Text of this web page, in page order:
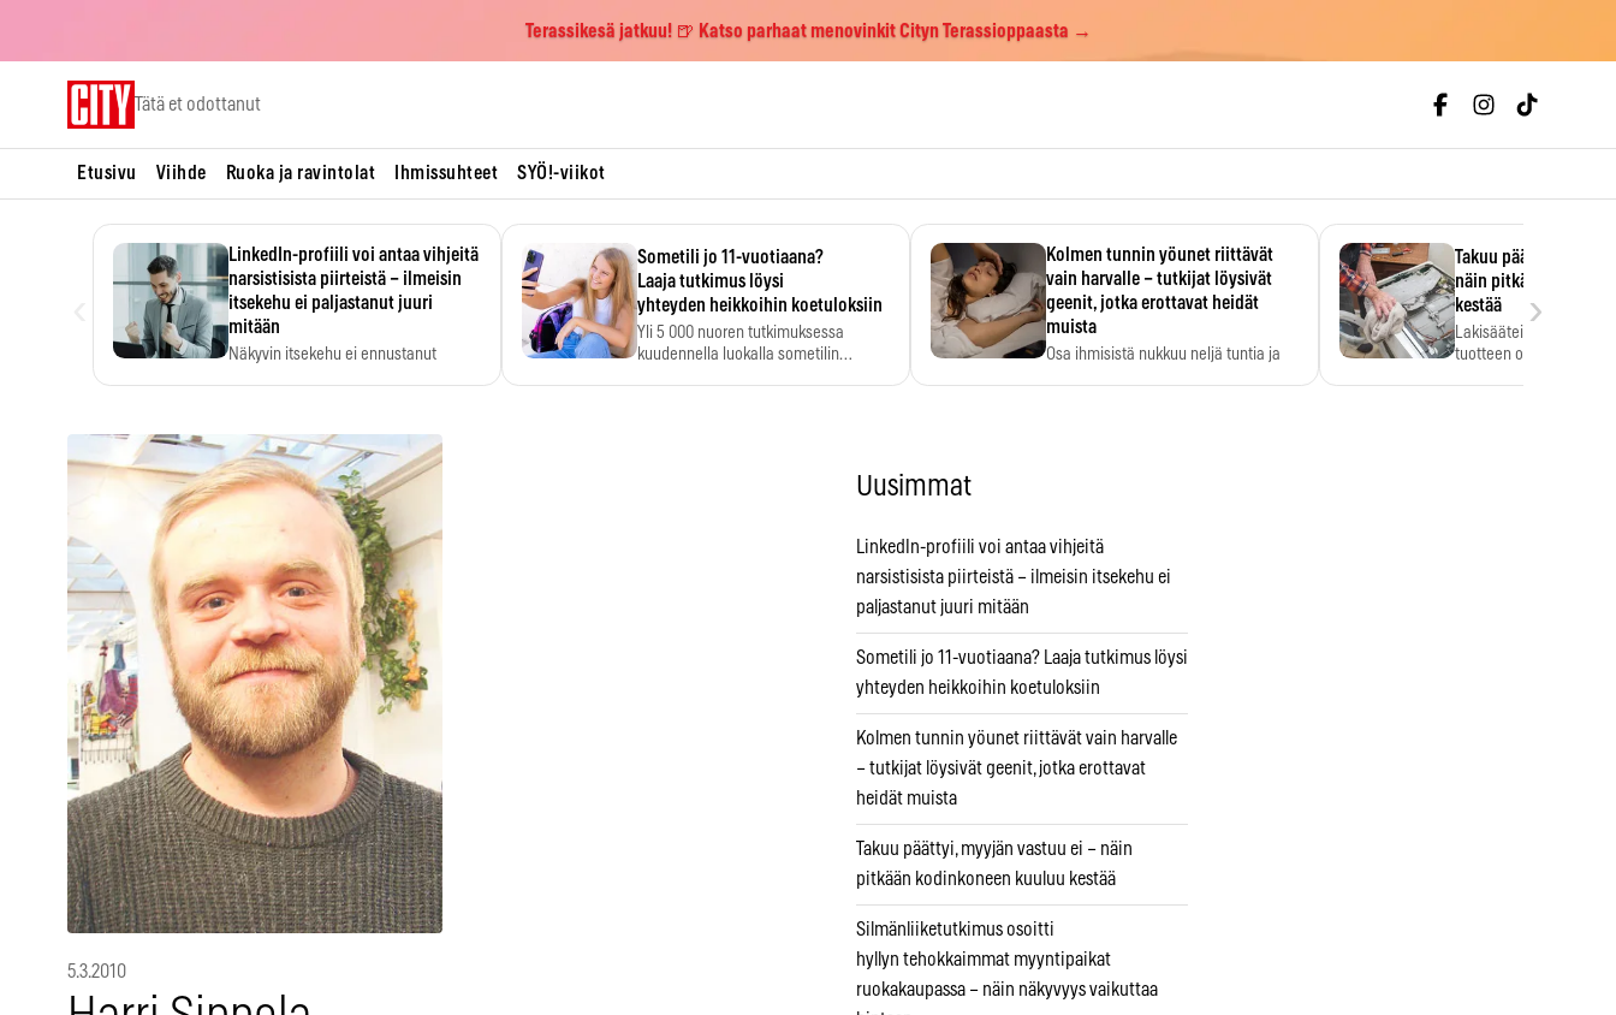
Terassikesä jatkuu! 🍺 Katso parhaat menovinkit Cityn Terassioppaasta →
Tätä et odottanut
Etusivu Viihde Ruoka ja ravintolat Ihmissuhteet SYÖ!-viikot
LinkedIn-profiili voi antaa vihjeitä
narsistisista piirteistä – ilmeisin
itsekehu ei paljastanut juuri
mitään
Näkyvin itsekehu ei ennustanut
Sometili jo 11-vuotiaana?
Laaja tutkimus löysi
yhteyden heikkoihin koetuloksiin
Yli 5 000 nuoren tutkimuksessa
kuudennella luokalla sometilin…
Kolmen tunnin yöunet riittävät
vain harvalle – tutkijat löysivät
geenit, jotka erottavat heidät
muista
Osa ihmisistä nukkuu neljä tuntia ja
Takuu päättyi,
näin pitkään
kestää
Lakisääteinen
tuotteen oletetun
›
5.3.2010
Uusimmat
LinkedIn-profiili voi antaa vihjeitä
narsistisista piirteistä – ilmeisin itsekehu ei
paljastanut juuri mitään
Sometili jo 11-vuotiaana? Laaja tutkimus löysi
yhteyden heikkoihin koetuloksiin
Kolmen tunnin yöunet riittävät vain harvalle
– tutkijat löysivät geenit, jotka erottavat
heidät muista
Takuu päättyi, myyjän vastuu ei – näin
pitkään kodinkoneen kuuluu kestää
Silmänliiketutkimus osoitti
hyllyn tehokkaimmat myyntipaikat
ruokakaupassa – näin näkyvyys vaikuttaa